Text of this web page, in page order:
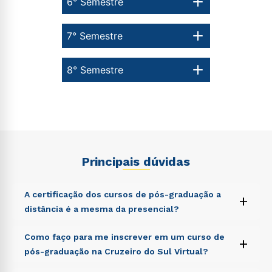
8° Semestre
7° Semestre
Principais dúvidas
A certificação dos cursos de pós-graduação a
distância é a mesma da presencial?
+
Sed ut perspiciatis unde omnis iste natus error sit
voluptatem accusantium doloremque laudantium,
totam rem aperiam, eaque ipsa quae ab illo inventore
Como faço para me inscrever em um curso de
pós-graduação na Cruzeiro do Sul Virtual?
+